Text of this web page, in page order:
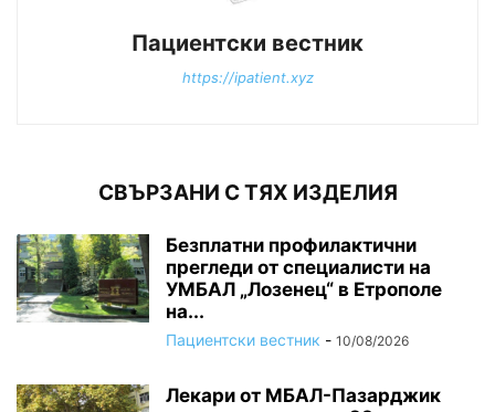
Пациентски вестник
https://ipatient.xyz
СВЪРЗАНИ С ТЯХ ИЗДЕЛИЯ
Безплатни профилактични
прегледи от специалисти на
УМБАЛ „Лозенец“ в Етрополе
на...
Пациентски вестник - 10/08/2026
Лекари от МБАЛ-Пазарджик